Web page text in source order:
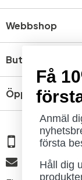
Webbshop
Butik
Öppettider
08 - 654 29
Få
Anmäl
första
Håll dig